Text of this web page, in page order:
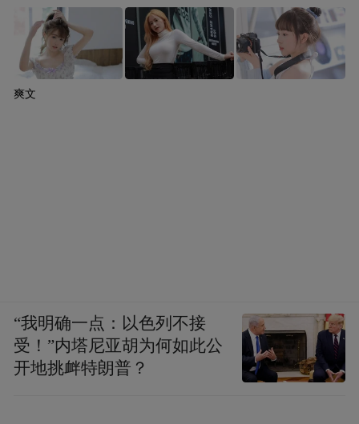
爽文
“我明确一点：以色列不接
受！”内塔尼亚胡为何如此公
开地挑衅特朗普？